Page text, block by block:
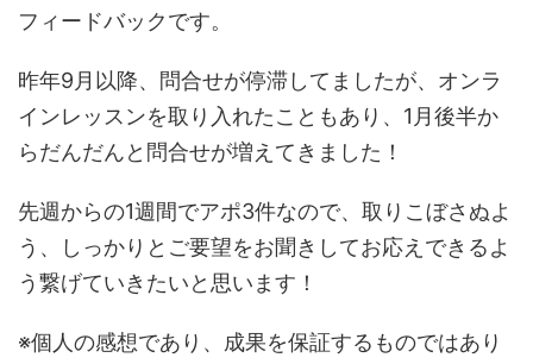
フィードバックです。
昨年9月以降、問合せが停滞してましたが、オンラ
インレッスンを取り入れたこともあり、1月後半か
らだんだんと問合せが増えてきました！
先週からの1週間でアポ3件なので、取りこぼさぬよ
う、しっかりとご要望をお聞きしてお応えできるよ
う繋げていきたいと思います！
※個人の感想であり、成果を保証するものではあり